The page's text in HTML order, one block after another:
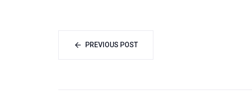
PREVIOUS POST